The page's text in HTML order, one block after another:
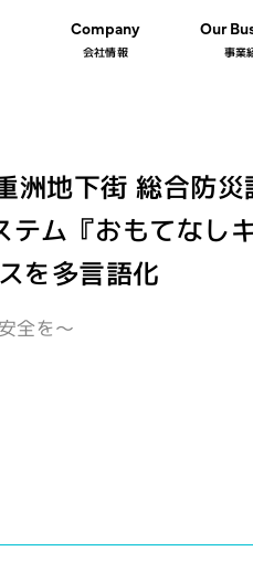
Company
会社情報
Our
事業
地下街 総合防災
テム『おもてなし
を多言語化
全を～